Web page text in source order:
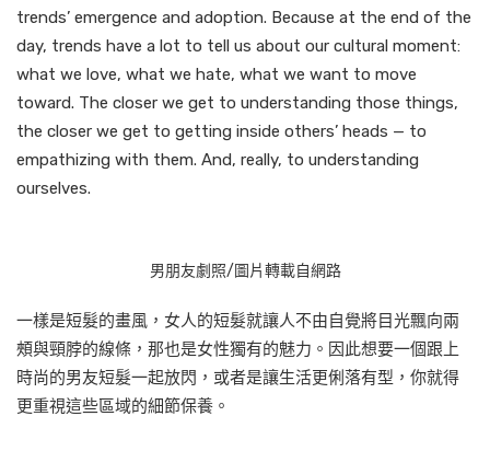
trends’ emergence and adoption. Because at the end of the
day, trends have a lot to tell us about our cultural moment:
what we love, what we hate, what we want to move
toward. The closer we get to understanding those things,
the closer we get to getting inside others’ heads — to
empathizing with them. And, really, to understanding
ourselves.
男朋友劇照/圖片轉載自網路
一樣是短髮的畫風，女人的短髮就讓人不由自覺將目光飄向兩
頰與頸脖的線條，那也是女性獨有的魅力。因此想要一個跟上
時尚的男友短髮一起放閃，或者是讓生活更俐落有型，你就得
更重視這些區域的細節保養。